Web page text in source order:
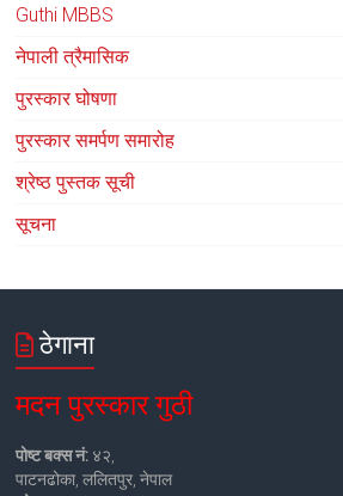
Guthi MBBS
नेपाली त्रैमासिक
पुरस्कार घोषणा
पुरस्कार समर्पण समारोह
श्रेष्ठ पुस्तक सूची
सूचना
ठेगाना
मदन पुरस्कार गुठी
पोष्ट बक्स नं: ४२,
पाटनढोका, ललितपुर, नेपाल